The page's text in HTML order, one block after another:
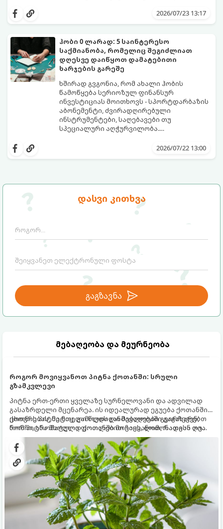
დასვი კითხვა
გაგზავნა
მებაღეობა და მეურნეობა
როგორ მოვიყვანოთ პიტნა ქოთანში: სრული
გზამკვლევი
პიტნა ერთ-ერთი ყველაზე სურნელოვანი და ადვილად
გასაზრდელი მცენარეა. ის იდეალურად ეგუება ქოთანში
ცხოვრებას, მეტიც, გამოცდილი მებაღეები გვირჩევენ,
რომ პიტნა მხოლოდ ქოთანში მოვიყვანოთ, რადგან ღია
გრუნტში (ბაღში) დარგვისას ის ფესვებით ძალიან
სწრაფად ვრცელდება და სხვა მცენარეებს ავიწროებს.
ქოთნის პიტნა მთელი წლის განმავლობაში გაგახარებთ
ნორჩი, არომატული ფოთლებით ჩაის, ლიმონათისა თუ
კერძებისთვის.
ეს ამომწურავი გზამკვლევი სწორედ
2026/07/23 13:17
ჰობი 0 ლარად: 5 საინტერესო
საქმიანობა, რომელიც შეგიძლიათ
დღესვე დაიწყოთ დამატებითი
ხარჯების გარეშე
ხშირად გვგონია, რომ ახალი ჰობის
წამოწყება სერიოზულ ფინანსურ
ინვესტიციას მოითხოვს - სპორტდარბაზის
აბონემენტი, ძვირადღირებული
ინსტრუმენტები, საღებავები თუ
სპეციალური აღჭურვილობა.
შემოქმედებითი და სასარგებლო
ხელთ: ინტერნეტი, სმარტფონი, ფურცელი
თანაბრად ავითარებს გონებასა და
2026/07/22 13:00